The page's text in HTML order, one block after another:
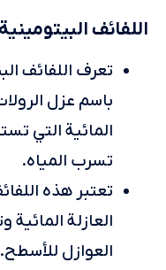
اللفائف البيتومينية
تعرف اللفائف
باسم عزل
المائية التي
تسرب المياه.
تعتبر هذه
العازلة
العوازل للأسطح.